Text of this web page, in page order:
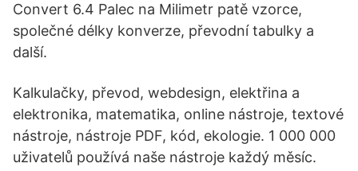
Convert 6.4 Palec na Milimetr patě vzorce,
společné délky konverze, převodní tabulky a
další.
Kalkulačky, převod, webdesign, elektřina a
elektronika, matematika, online nástroje, textové
nástroje, nástroje PDF, kód, ekologie. 1 000 000
uživatelů používá naše nástroje každý měsíc.